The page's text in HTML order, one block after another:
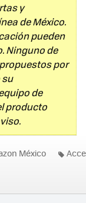
y
de México.
pueden
Ninguno de
por
de
producto
México